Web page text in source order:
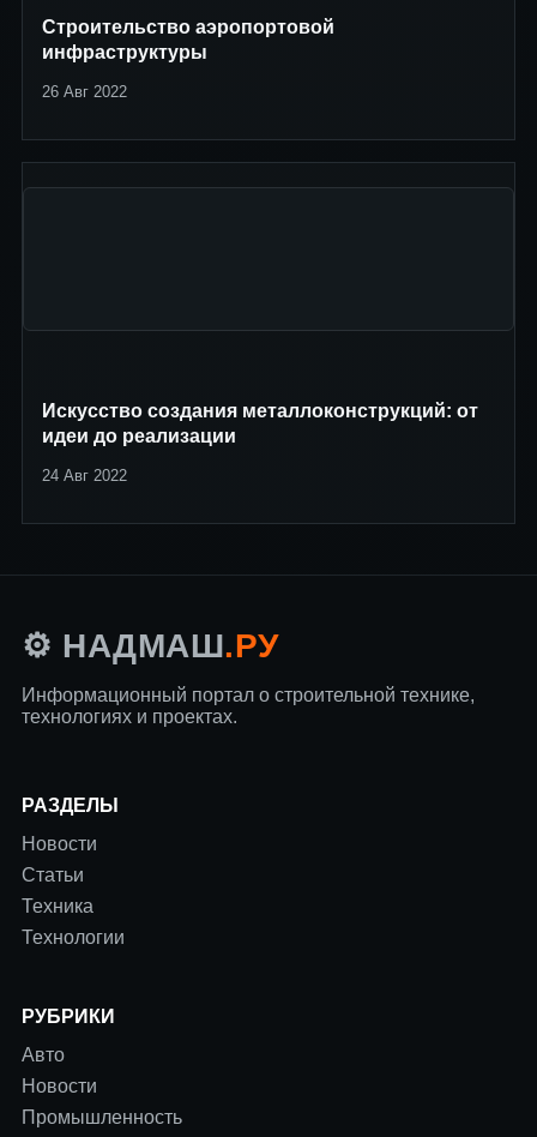
Строительство аэропортовой
инфраструктуры
26 Авг 2022
Искусство создания металлоконструкций: от
идеи до реализации
24 Авг 2022
⚙️ НАДМАШ.РУ
Информационный портал о строительной технике,
технологиях и проектах.
РАЗДЕЛЫ
Новости
Статьи
Техника
Технологии
РУБРИКИ
Авто
Новости
Промышленность